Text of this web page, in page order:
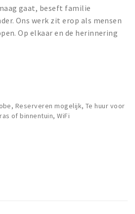
gaat, beseft familie
Ons werk zit erop als mensen
Op elkaar en de herinnering
Reserveren mogelijk, Te huur voor
of binnentuin, WiFi